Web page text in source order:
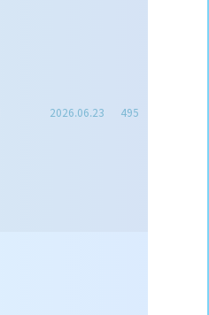
2026.06.23 495